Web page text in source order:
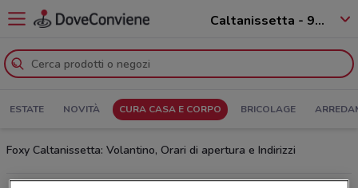
Caltanissetta - 93100
ESTATE NOVITÀ CURA CASA E CORPO BRICOLAGE
Foxy Caltanissetta: Volantino, Orari di apertura e Indirizzi